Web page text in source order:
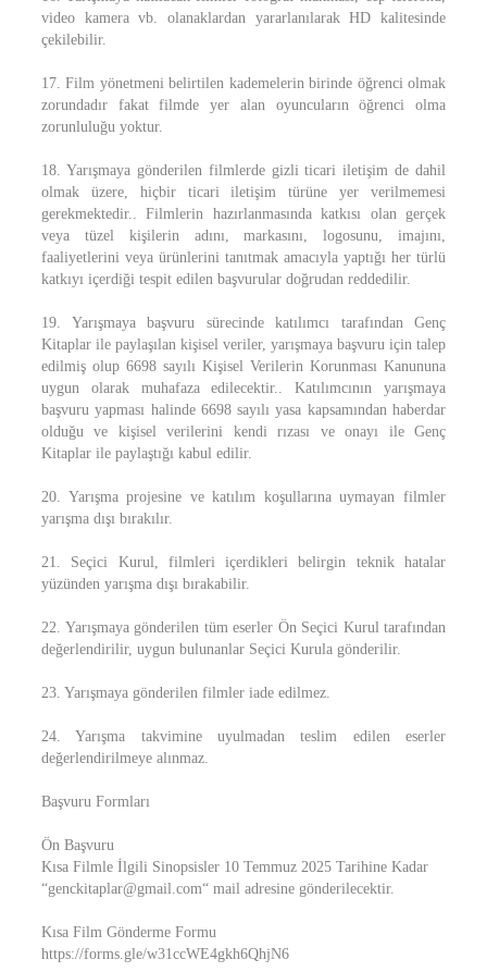
video kamera vb. olanaklardan yararlanılarak HD kalitesinde
çekilebilir.
17. Film yönetmeni belirtilen kademelerin birinde öğrenci olmak
zorundadır fakat filmde yer alan oyuncuların öğrenci olma
zorunluluğu yoktur.
18. Yarışmaya gönderilen filmlerde gizli ticari iletişim de dahil
olmak üzere, hiçbir ticari iletişim türüne yer verilmemesi
gerekmektedir.. Filmlerin hazırlanmasında katkısı olan gerçek
veya tüzel kişilerin adını, markasını, logosunu, imajını,
faaliyetlerini veya ürünlerini tanıtmak amacıyla yaptığı her türlü
katkıyı içerdiği tespit edilen başvurular doğrudan reddedilir.
19. Yarışmaya başvuru sürecinde katılımcı tarafından Genç
Kitaplar ile paylaşılan kişisel veriler, yarışmaya başvuru için talep
edilmiş olup 6698 sayılı Kişisel Verilerin Korunması Kanununa
uygun olarak muhafaza edilecektir.. Katılımcının yarışmaya
başvuru yapması halinde 6698 sayılı yasa kapsamından haberdar
olduğu ve kişisel verilerini kendi rızası ve onayı ile Genç
Kitaplar ile paylaştığı kabul edilir.
20. Yarışma projesine ve katılım koşullarına uymayan filmler
yarışma dışı bırakılır.
21. Seçici Kurul, filmleri içerdikleri belirgin teknik hatalar
yüzünden yarışma dışı bırakabilir.
22. Yarışmaya gönderilen tüm eserler Ön Seçici Kurul tarafından
değerlendirilir, uygun bulunanlar Seçici Kurula gönderilir.
23. Yarışmaya gönderilen filmler iade edilmez.
24. Yarışma takvimine uyulmadan teslim edilen eserler
değerlendirilmeye alınmaz.
Başvuru Formları
Ön Başvuru
Kısa Filmle İlgili Sinopsisler 10 Temmuz 2025 Tarihine Kadar
“genckitaplar@gmail.com“ mail adresine gönderilecektir.
Kısa Film Gönderme Formu
https://forms.gle/w31ccWE4gkh6QhjN6